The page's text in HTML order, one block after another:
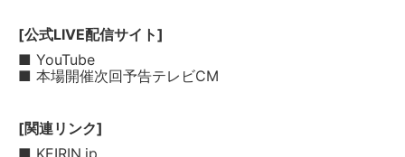
[公式LIVE配信サイト]
■ YouTube
■ 本場開催次回予告テレビCM
[関連リンク]
■ KEIRIN.jp